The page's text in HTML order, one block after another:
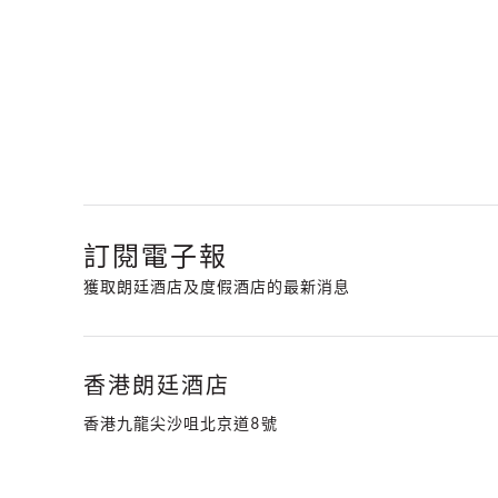
訂閱電子報
獲取朗廷酒店及度假酒店的最新消息
香港朗廷酒店
香港九龍尖沙咀北京道8號